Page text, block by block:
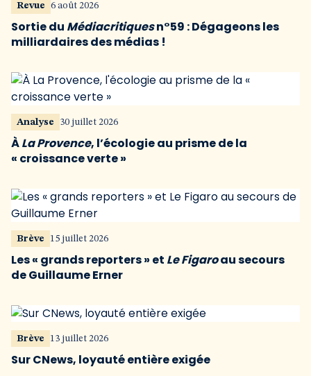
Revue 6 août 2026
Sortie du Médiacritiquesn°59 : Dégageons les
milliardaires des médias !
Analyse 30 juillet 2026
ÀLa Provence, l’écologie au prisme de la
« croissance verte »
Brève 15 juillet 2026
Les « grands reporters » et Le Figaroau secours
de Guillaume Erner
Brève 13 juillet 2026
Sur CNews, loyauté entière exigée